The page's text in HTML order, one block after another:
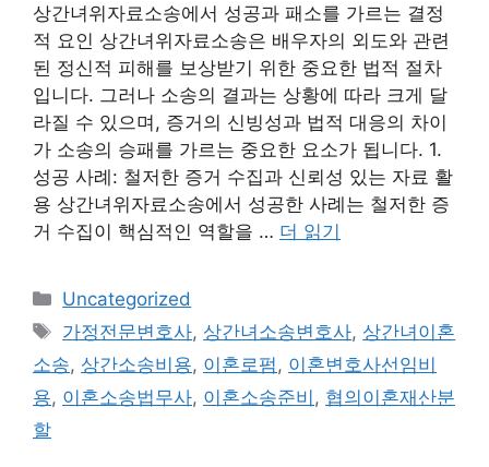
상간녀위자료소송에서 성공과 패소를 가르는 결정
적 요인 상간녀위자료소송은 배우자의 외도와 관련
된 정신적 피해를 보상받기 위한 중요한 법적 절차
입니다. 그러나 소송의 결과는 상황에 따라 크게 달
라질 수 있으며, 증거의 신빙성과 법적 대응의 차이
가 소송의 승패를 가르는 중요한 요소가 됩니다. 1.
성공 사례: 철저한 증거 수집과 신뢰성 있는 자료 활
용 상간녀위자료소송에서 성공한 사례는 철저한 증
거 수집이 핵심적인 역할을 … 더 읽기
카
테
고
리
Uncategorized
태
그
가정전문변호사, 상간녀소송변호사, 상간녀이혼
소송, 상간소송비용, 이혼로펌 , 이혼변호사선임비
용, 이혼소송법무사, 이혼소송준비 , 협의이혼재산분
할